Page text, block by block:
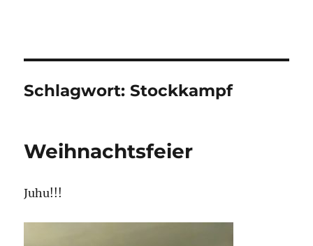
Rostock e.V. – Aktuelles zum
Schlagwort:Stockkampf
Weihnachtsfeier
Juhu!!!